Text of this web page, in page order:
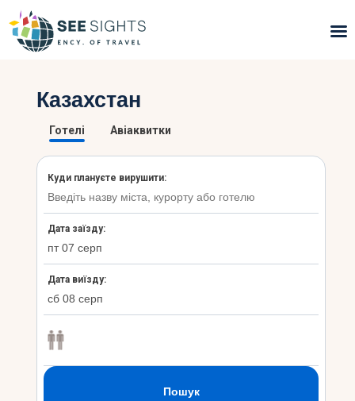
Пошук турів
Гарячі тури
Типи Турів
Країни
Інфо
Блог
Контакти
Укр
Казахстан